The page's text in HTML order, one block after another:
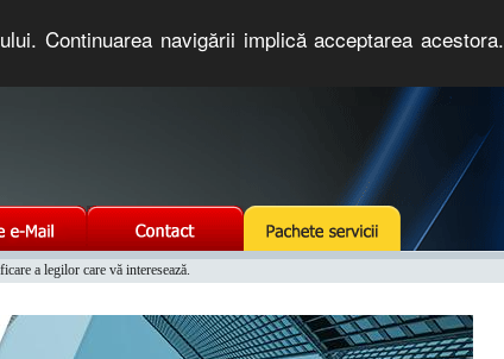
Continuarea navigării implică acceptarea acestora.
a legilor care vă interesează.